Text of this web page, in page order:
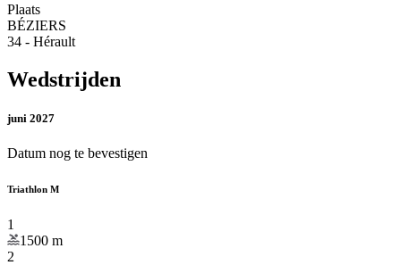
Plaats
BÉZIERS
34 - Hérault
Wedstrijden
juni 2027
Datum nog te bevestigen
Triathlon M
1
1500 m
2